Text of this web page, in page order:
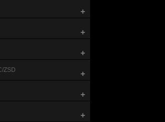
+
+
+
ZSD +
+
+